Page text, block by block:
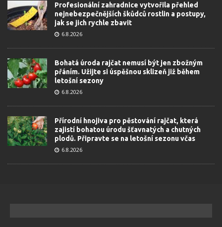
Profesionální zahradnice vytvořila přehled
nejnebezpečnějších škůdců rostlin a postupy,
jak se jich rychle zbavit
6.8.2026
Bohatá úroda rajčat nemusí být jen zbožným
přáním. Užijte si úspěšnou sklizeň již během
letošní sezony
6.8.2026
Přírodní hnojiva pro pěstování rajčat, která
zajistí bohatou úrodu šťavnatých a chutných
plodů. Připravte se na letošní sezonu včas
6.8.2026